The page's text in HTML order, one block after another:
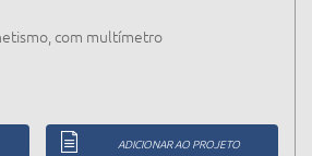
com multímetro
ADICIONAR AO PROJETO